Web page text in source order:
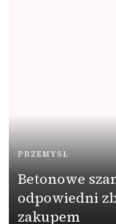
PRZEMYSŁ
Betonowe
odpowiedni
zakupem